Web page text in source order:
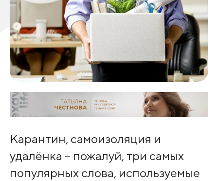
Карантин, самоизоляция и
удалёнка – пожалуй, три самых
популярных слова, используемые